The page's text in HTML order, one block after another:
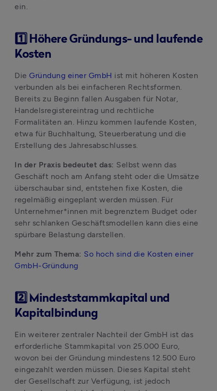
ein.
1️⃣ Höhere Gründungs- und laufende
Kosten
Die Gründung einer GmbH ist mit höheren Kosten
verbunden als bei einfacheren Rechtsformen.
Bereits zu Beginn fallen Ausgaben für Notar,
Handelsregistereintrag und rechtliche
Formalitäten an. Hinzu kommen laufende Kosten,
etwa für Buchhaltung, Steuerberatung und die
Erstellung des Jahresabschlusses.
In der Praxis bedeutet das: Selbst wenn das
Geschäft noch am Anfang steht oder die Umsätze
überschaubar sind, entstehen fixe Kosten, die
regelmäßig eingeplant werden müssen. Für
Unternehmer*innen mit begrenztem Budget oder
sehr schlanken Geschäftsmodellen kann dies eine
spürbare Belastung darstellen.
Mehr zum Thema: So hoch sind die Kosten einer
GmbH-Gründung
2️⃣ Mindeststammkapital und
Kapitalbindung
Ein weiterer zentraler Nachteil der GmbH ist das
erforderliche Stammkapital von 25.000 Euro,
wovon bei der Gründung mindestens 12.500 Euro
eingezahlt werden müssen. Dieses Kapital steht
der Gesellschaft zur Verfügung, ist jedoch